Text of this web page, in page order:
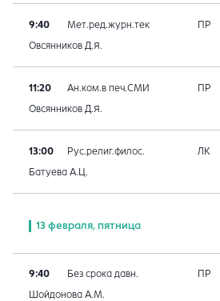
9:40 Мет.ред.журн.тек ПР
Овсянников Д.Я.
11:20 Ан.ком.в печ.СМИ ПР
Овсянников Д.Я.
13:00 Рус.религ.филос. ЛК
Батуева А.Ц.
13 февраля, пятница
9:40 Без срока давн. ПР
Шойдонова А.М.